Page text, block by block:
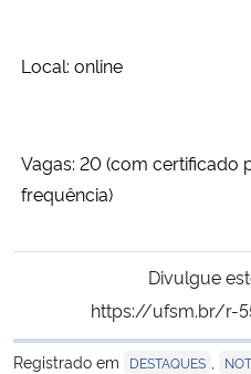
Local: online
Vagas: 20 (com certificado
frequência)
Divulgue
https://ufsm.br/r-
Registrado em
DESTAQUES